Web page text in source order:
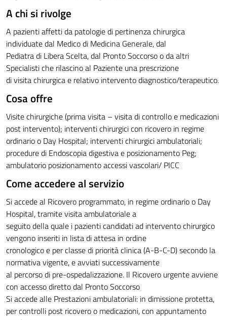
A chi si rivolge
A pazienti affetti da patologie di pertinenza chirurgica
individuate dal Medico di Medicina Generale, dal
Pediatra di Libera Scelta, dal Pronto Soccorso o da altri
Specialisti che rilascino al Paziente una prescrizione
di visita chirurgica e relativo intervento diagnostico/terapeutico.
Cosa offre
Visite chirurgiche (prima visita – visita di controllo e medicazioni
post intervento); interventi chirurgici con ricovero in regime
ordinario o Day Hospital; interventi chirurgici ambulatoriali;
procedure di Endoscopia digestiva e posizionamento Peg;
ambulatorio posizionamento accessi vascolari/ PICC
Come accedere al servizio
Si accede al Ricovero programmato, in regime ordinario o Day
Hospital, tramite visita ambulatoriale a
seguito della quale i pazienti candidati ad intervento chirurgico
vengono inseriti in lista di attesa in ordine
cronologico e per classe di priorità clinica (A-B-C-D) secondo la
normativa vigente, e avviati successivamente
al percorso di pre-ospedalizzazione. Il Ricovero urgente avviene
con accesso diretto dal Pronto Soccorso
Si accede alle Prestazioni ambulatoriali: in dimissione protetta,
per controlli post ricovero o medicazioni, con appuntamento